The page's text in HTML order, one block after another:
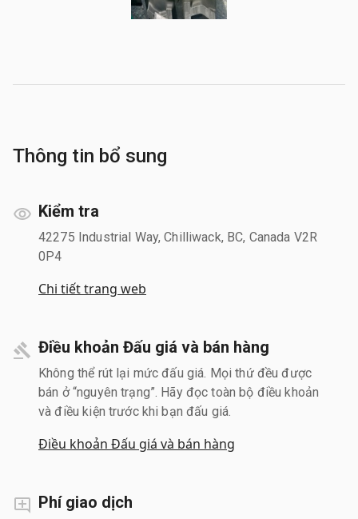
Thông tin bổ sung
Kiểm tra
42275 Industrial Way, Chilliwack, BC, Canada V2R
0P4
Chi tiết trang web
Điều khoản Đấu giá và bán hàng
Không thể rút lại mức đấu giá. Mọi thứ đều được
bán ở “nguyên trạng”. Hãy đọc toàn bộ điều khoản
và điều kiện trước khi bạn đấu giá.
Điều khoản Đấu giá và bán hàng
Phí giao dịch